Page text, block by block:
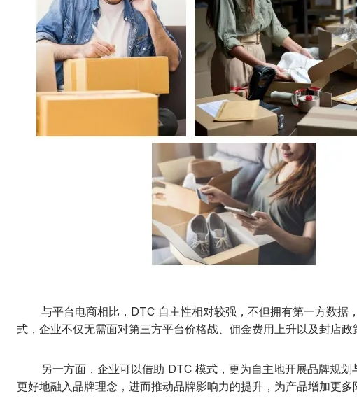
与平台电商相比，DTC 自主性相对较强，不但拥有第一方数据
式，企业不仅无需面对第三方平台价格战、佣金费用上升以及封店
另一方面，企业可以借助 DTC 模式，更为自主地开展品牌规划
更好地融入品牌理念，进而推动品牌影响力的提升，为产品增加更